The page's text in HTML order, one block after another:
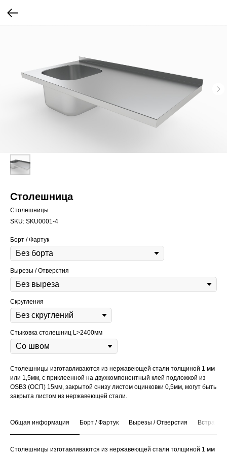
Столешница
Столешницы
SKU: SKU0001-4
Борт / Фартук
Вырезы / Отверстия
Скругления
Стыковка столешниц L>2400мм
Столешницы изготавливаются из нержавеющей стали толщиной 1 мм
или 1,5мм, с приклеенной на двухкомпонентный клей подложкой из
OSB3 (ОСП) 15мм, закрытой снизу листом оцинковки 0,5мм, могут быть
закрыта листом из нержавеющей стали.
Общая информация Борт / Фартук Вырезы / Отверстия
Столешницы изготавливаются из нержавеющей стали толщиной 1 мм